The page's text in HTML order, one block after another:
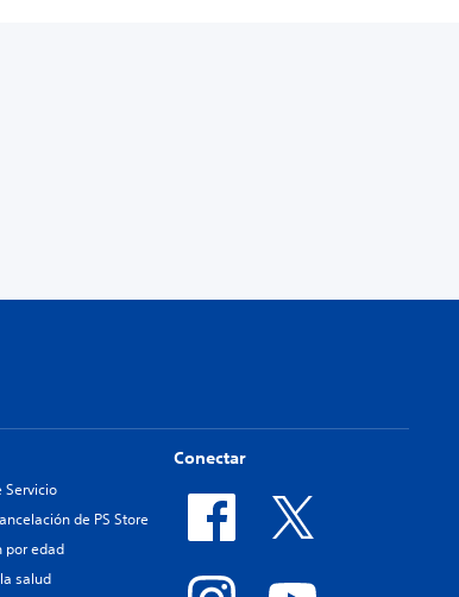
Servicio
de PS Store
por edad
salud
Conectar